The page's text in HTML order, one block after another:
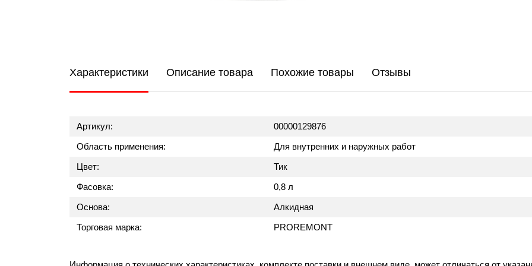
24">
Характеристики Описание товара Похожие товары Отзывы
Артикул:
00000129876
Область применения:
Для внутренних и наружных работ
Цвет:
Тик
Фасовка:
0,8 л
Основа:
Алкидная
Торговая марка:
PROREMONT